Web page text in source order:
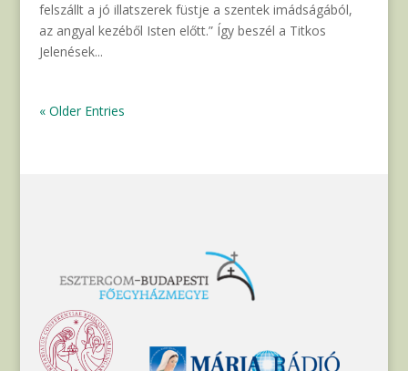
felszállt a jó illatszerek füstje a szentek imádságából,
az angyal kezéből Isten előtt.” Így beszél a Titkos
Jelenések...
« Older Entries